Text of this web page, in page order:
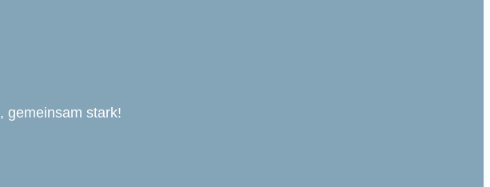
gemeinsam stark!